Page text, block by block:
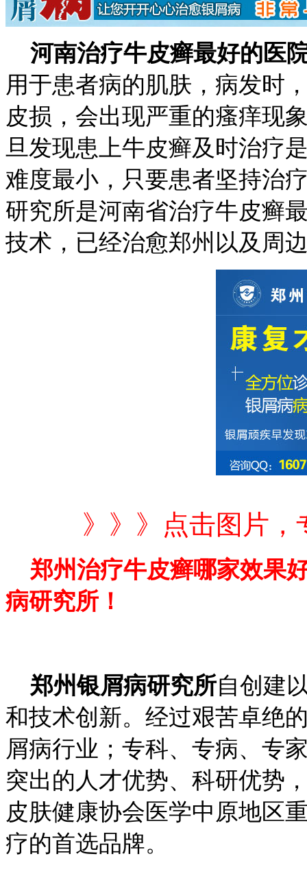
河南治疗牛皮癣最好的医
用于患者病的肌肤，病发时
皮损，会出现严重的瘙痒现
旦发现患上牛皮癣及时治疗
难度最小，只要患者坚持治
研究所是河南省治疗牛皮癣
技术，已经治愈郑州以及周
》》》点击图片
郑州治疗牛皮癣哪家效果
病研究所！
郑州银屑病研究所自创建
和技术创新。经过艰苦卓绝
屑病行业；专科、专病、专
突出的人才优势、科研优势
皮肤健康协会医学中原地区
疗的首选品牌。